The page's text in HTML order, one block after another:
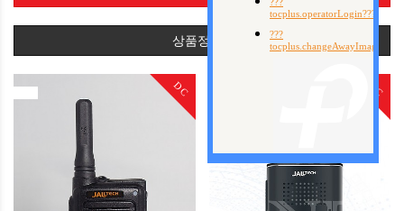
상품정렬
DC DC